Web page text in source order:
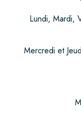
Lundi, Mardi,
Mercredi et